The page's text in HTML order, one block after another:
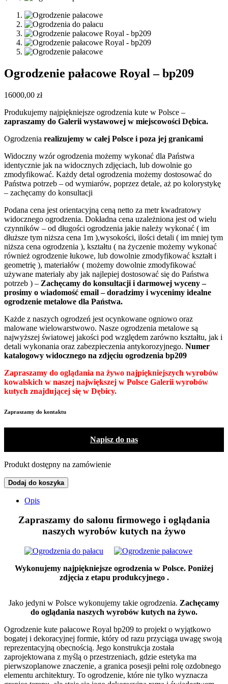
Ogrodzenie pałacowe Royal – bp209
16000,00 zł
Produkujemy najpiękniejsze ogrodzenia kute w Polsce –
zapraszamy do Galerii wystawowej w miejscowości Dębica.
Ogrodzenia realizujemy w całej Polsce i poza jej granicami
Widoczny wzór ogrodzenia możemy wykonać dla Państwa
identycznie jak na widocznych zdjęciach, lub dowolnie go
zmodyfikować. Każdy detal ogrodzenia możemy dostosować do
Państwa potrzeb – od wymiarów, poprzez detale, aż po kolorystykę
– zachęcamy do konsultacji
Podana cena jest orientacyjną ceną netto za metr kwadratowy
widocznego ogrodzenia. Dokładna cena uzależniona jest od wielu
czynników – od długości ogrodzenia jakie należy wykonać ( im
dłuższe tym niższa cena 1m ),wysokości, ilości detali ( im mniej tym
niższa cena ogrodzenia ), kształtu ( na życzenie możemy wykonać
również ogrodzenie łukowe, lub dowolnie zmodyfikować kształt i
geometrię ), materiałów ( możemy dowolnie zmodyfikować
używane materiały aby jak najlepiej dostosować się do Państwa
potrzeb ) – Zachęcamy do konsultacji i darmowej wyceny –
prosimy o wiadomość email – doradzimy i wycenimy idealne
ogrodzenie metalowe dla Państwa.
Każde z naszych ogrodzeń jest ocynkowane ogniowo oraz
malowane wielowarstwowo. Nasze ogrodzenia metalowe są
najwyższej światowej jakości pod względem zarówno kształtu, jak i
detali wykonania oraz zabezpieczenia antykorozyjnego. Numer
katalogowy widocznego na zdjęciu ogrodzenia bp209
Zapraszamy do oglądania na żywo najpiękniejszych wyrobów
kowalskich w naszej największej w Polsce Galerii wyrobów
kutych znajdującej się w Dębicy.
Zapraszamy do kontaktu
Napisz do nas
Produkt dostępny na zamówienie
Dodaj do koszyka
Opis
Zapraszamy do salonu firmowego i oglądania
naszych wyrobów kutych na żywo
Wykonujemy najpiękniejsze ogrodzenia w Polsce. Poniżej
zdjęcia z etapu produkcyjnego .
Jako jedyni w Polsce wykonujemy takie ogrodzenia. Zachęcamy
do oglądania naszych wyrobów kutych na żywo.
Ogrodzenie kute pałacowe Royal bp209 to projekt o wyjątkowo
bogatej i dekoracyjnej formie, który od razu przyciąga uwagę swoją
reprezentacyjną obecnością. Jego konstrukcja została
zaprojektowana z myślą o przestrzeniach, gdzie estetyka ma
pierwszoplanowe znaczenie, a granica posesji pełni rolę ozdobnego
elementu architektury. To ogrodzenie, które nie tylko wyznacza